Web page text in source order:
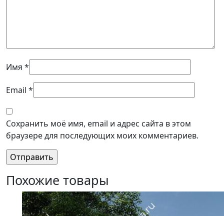
Имя *
Email *
Сохранить моё имя, email и адрес сайта в этом
браузере для последующих моих комментариев.
Похожие товары